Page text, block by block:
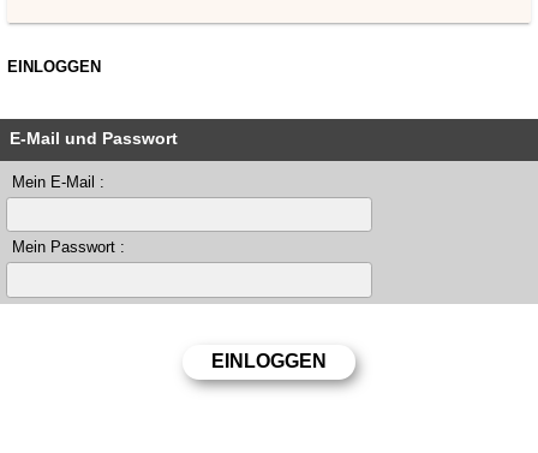
EINLOGGEN
E-Mail und Passwort
Mein E-Mail :
Mein Passwort :